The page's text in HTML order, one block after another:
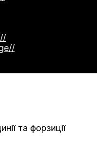
//
//
та форзиції